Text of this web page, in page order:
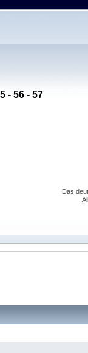
- 56 - 57
Das